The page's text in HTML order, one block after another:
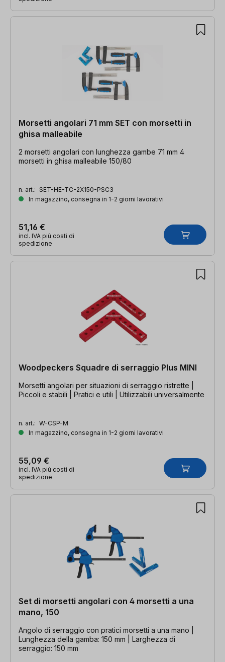
Morsetti angolari 71 mm SET con morsetti in
ghisa malleabile
2 morsetti angolari con lunghezza gambe 71 mm 4
morsetti in ghisa malleabile 150/80
n. art.: SET-HE-TC-2X150-PSC3
In magazzino, consegna in 1-2 giorni lavorativi
51,16 €
incl. IVA più costi di
spedizione
Woodpeckers Squadre di serraggio Plus MINI
Morsetti angolari per situazioni di serraggio ristrette |
Piccoli e stabili | Pratici e utili | Utilizzabili universalmente
n. art.: W-CSP-M
In magazzino, consegna in 1-2 giorni lavorativi
55,09 €
incl. IVA più costi di
spedizione
Set di morsetti angolari con 4 morsetti a una
mano, 150
Angolo di serraggio con pratici morsetti a una mano |
Lunghezza della gamba: 150 mm | Larghezza di
serraggio: 150 mm